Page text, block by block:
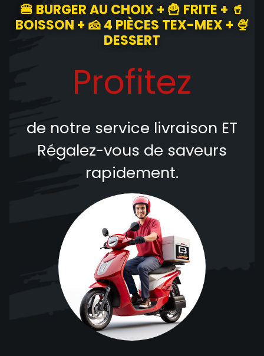
🍔 BURGER AU CHOIX + 🍟 FRITE + 🥤
BOISSON + 🧀 4 PIÈCES TEX-MEX + 🍨
DESSERT
Profitez
de notre service livraison ET
Régalez-vous de saveurs
rapidement.